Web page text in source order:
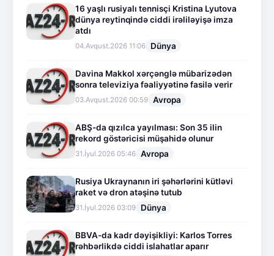
16 yaşlı rusiyalı tennisçi Kristina Lyutova
dünya reytinqində ciddi irəliləyişə imza
atdı
04.Avqust.2026 11:06 Dünya
Davina Makkol xərçənglə mübarizədən
sonra televiziya fəaliyyətinə fasilə verir
03.Avqust.2026 00:59 Avropa
ABŞ-da qızılca yayılması: Son 35 ilin
rekord göstəricisi müşahidə olunur
31.İyul.2026 05:46 Avropa
Rusiya Ukraynanın iri şəhərlərini kütləvi
raket və dron atəşinə tutub
31.İyul.2026 03:09 Dünya
BBVA-da kadr dəyişikliyi: Karlos Torres
rəhbərlikdə ciddi islahatlar aparır